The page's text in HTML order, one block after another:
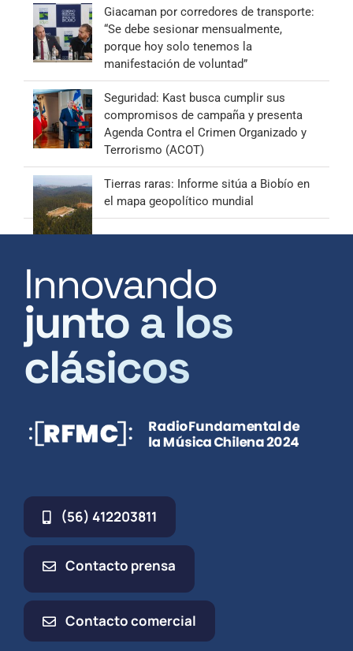
Giacaman por corredores de transporte:
“Se debe sesionar mensualmente,
porque hoy solo tenemos la
manifestación de voluntad”
Seguridad: Kast busca cumplir sus
compromisos de campaña y presenta
Agenda Contra el Crimen Organizado y
Terrorismo (ACOT)
Tierras raras: Informe sitúa a Biobío en
el mapa geopolítico mundial
Innovando
junto a los
clásicos
(56) 412203811
Contacto prensa
Contacto comercial